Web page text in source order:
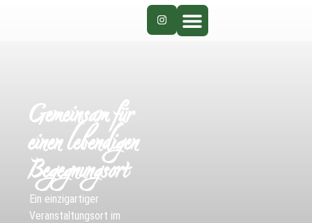
Gemeinsam für
einen lebendigen
Begegnungsort
Ein einzigartiger
Veranstaltungsort im